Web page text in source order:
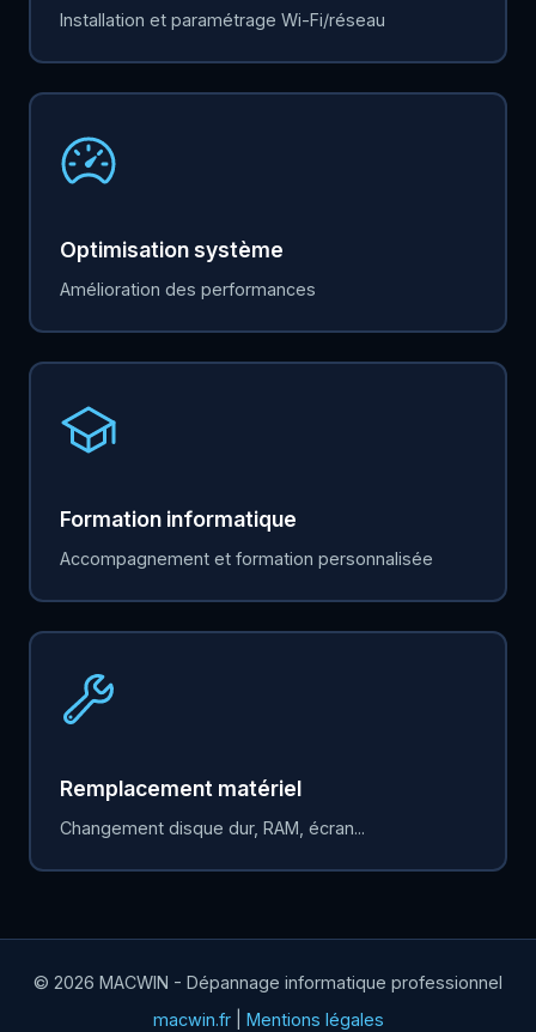
Installation et paramétrage Wi-Fi/réseau
Optimisation système
Amélioration des performances
Formation informatique
Accompagnement et formation personnalisée
Remplacement matériel
Changement disque dur, RAM, écran...
© 2026 MACWIN - Dépannage informatique professionnel
macwin.fr| Mentions légales